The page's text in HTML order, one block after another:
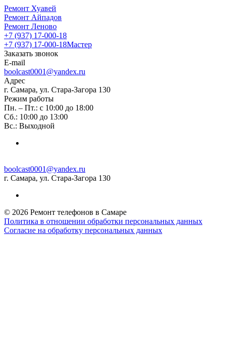
Ремонт Хуавей
Ремонт Айпадов
Ремонт Леново
+7 (937) 17-000-18
+7 (937) 17-000-18Мастер
Заказать звонок
E-mail
boolcast0001@yandex.ru
Адрес
г. Самара, ул. Стара-Загора 130
Режим работы
Пн. – Пт.: с 10:00 до 18:00
Сб.: 10:00 до 13:00
Вс.: Выходной
boolcast0001@yandex.ru
г. Самара, ул. Стара-Загора 130
© 2026 Ремонт телефонов в Самаре
Политика в отношении обработки персональных данных
Согласие на обработку персональных данных